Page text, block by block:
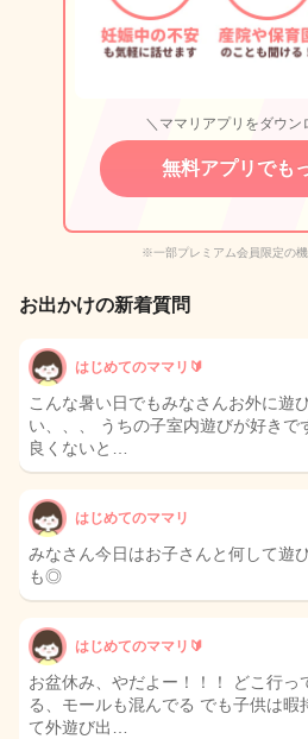
＼ママリアプリをダウン
無料アプリでも
※一部プレミアム会員限定の
お出かけの新着質問
はじめてのママリ🔰
こんな暑い日でもみなさんお外に遊
い、、、 うちの子室内遊びが好きで
良くないと…
はじめてのママリ
みなさん今日はお子さんと何して遊
も◎
はじめてのママリ🔰
お盆休み、やだよー！！！ どこ行っ
る、モールも混んでる でも子供は暇
て外遊び出…